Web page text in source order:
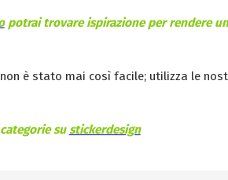
potrai trovare ispirazione per rendere
è stato mai così facile; utilizza le
sustickerdesign